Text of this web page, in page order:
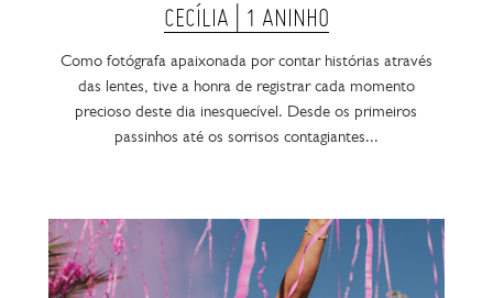
CECÍLIA | 1 ANINHO
Como fotógrafa apaixonada por contar histórias através
das lentes, tive a honra de registrar cada momento
precioso deste dia inesquecível. Desde os primeiros
passinhos até os sorrisos contagiantes...